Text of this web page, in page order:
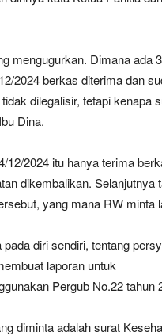
mengugurkan. Dimana ada
2024 berkas diterima dan
dilegalisir, tetapi kenapa
Dina.
12/2024 itu hanya terima
dikembalikan. Selanjutnya
yang mana RW minta
diri sendiri, tentang
laporan untuk
Pergub No.22 tahun
diminta adalah surat